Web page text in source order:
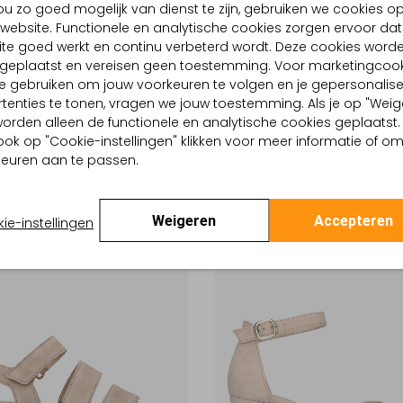
zo goed mogelijk van dienst te zijn, gebruiken we cookies op
Functionele en analytische cookies zorgen ervoor
goed werkt en continu verbeterd wordt. Deze cookies
en vereisen geen toestemming. Voor
gebruiken om jouw voorkeuren te volgen en je
te tonen, vragen we jouw toestemming. Als je op
alleen de functionele en analytische cookies geplaatst.
op "Cookie-instellingen" klikken voor meer informatie of
aan te passen.
instellingen Weigeren Accepteren
Maten
€ 69,99
Laatste Maten
-30%
GABOR
Sandalen met hak
€ 99,99 € 69,99